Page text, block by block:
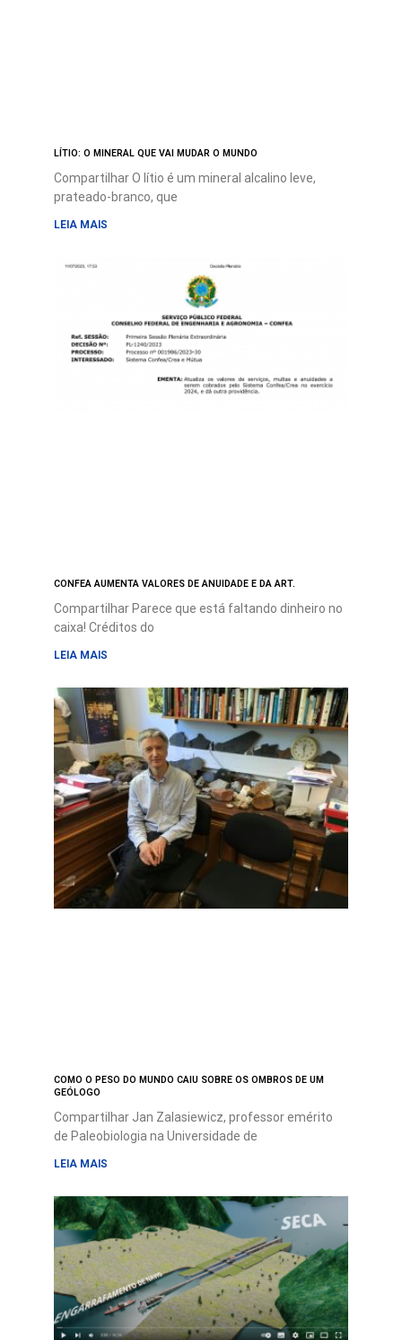
LÍTIO: O MINERAL QUE VAI MUDAR O MUNDO
Compartilhar O lítio é um mineral alcalino leve,
prateado-branco, que
LEIA MAIS
CONFEA AUMENTA VALORES DE ANUIDADE E DA ART.
Compartilhar Parece que está faltando dinheiro no
caixa! Créditos do
LEIA MAIS
COMO O PESO DO MUNDO CAIU SOBRE OS OMBROS DE UM
GEÓLOGO
Compartilhar Jan Zalasiewicz, professor emérito
de Paleobiologia na Universidade de
LEIA MAIS